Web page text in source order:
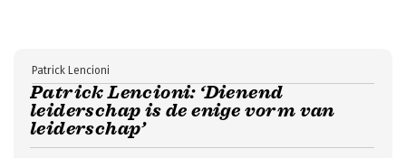
Patrick Lencioni: ‘Dienend
leiderschap is de enige vorm van
leiderschap’
Patrick Lencioni